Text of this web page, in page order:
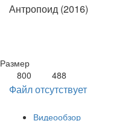
Антропоид (2016)
Размер
800
488
Файл отсутствует
Видеообзор